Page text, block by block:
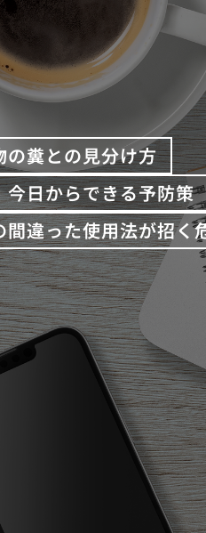
の糞との見分け方
日からできる予防策
違った使用法が招く